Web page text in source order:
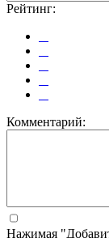
Рейтинг:
Комментарий:
Нажимая